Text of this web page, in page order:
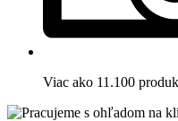
Viac ako 11.100